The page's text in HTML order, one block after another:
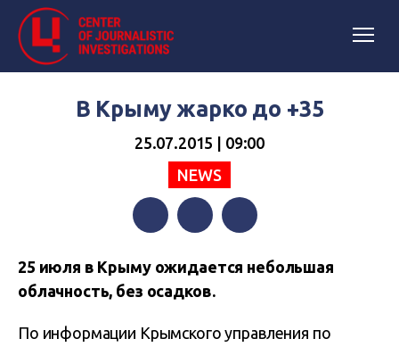
В Крыму жарко до +35
25.07.2015 | 09:00
NEWS
25 июля в Крыму ожидается небольшая
облачность, без осадков.
По информации Крымского управления по